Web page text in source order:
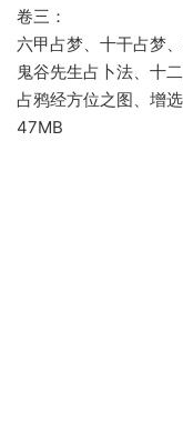
卷三：
六甲占梦、十干占梦
鬼谷先生占卜法、十
占鸦经方位之图、增
47MB